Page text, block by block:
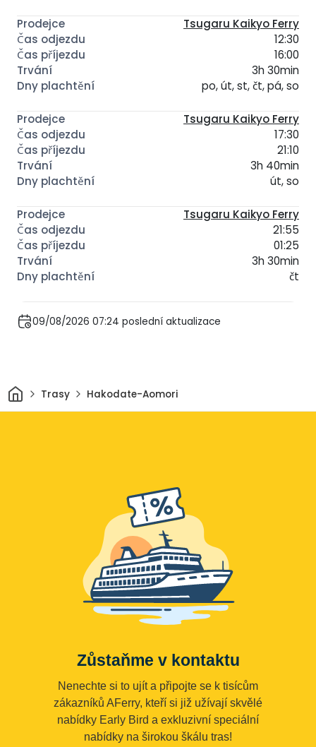
Tsugaru Kaikyo Ferry
12:30
16:00
3h 30min
po, út, st, čt, pá, so
Tsugaru Kaikyo Ferry
17:30
21:10
3h 40min
út, so
Tsugaru Kaikyo Ferry
21:55
01:25
3h 30min
čt
09/08/2026 07:24 poslední aktualizace
Domov
Trasy Hakodate-Aomori
Zůstaňme v kontaktu
Nenechte si to ujít a připojte se k tisícům
zákazníků AFerry, kteří si již užívají skvělé
nabídky Early Bird a exkluzivní speciální
nabídky na širokou škálu tras!